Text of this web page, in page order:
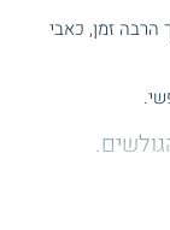
הרבה זמן, כאבי